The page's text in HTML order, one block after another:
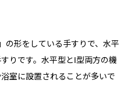
の形をしている手すりで、水平
りです。水平型とI型両方の機
室に設置されることが多いで